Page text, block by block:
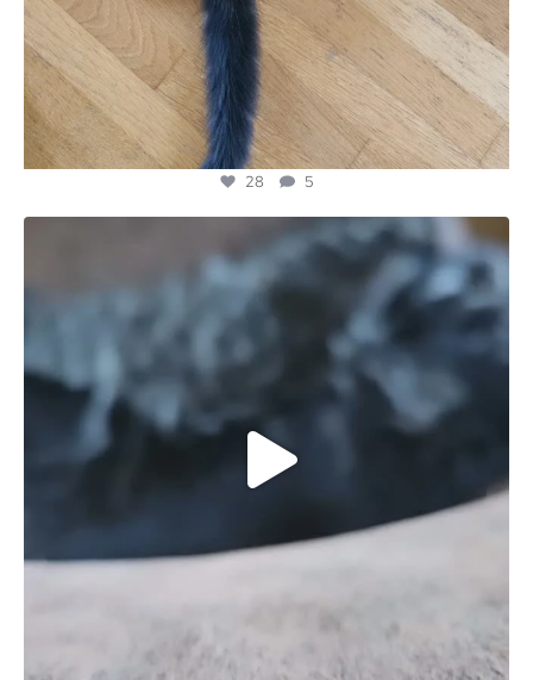
28 5
majesticmainecooncattery
Jul 10